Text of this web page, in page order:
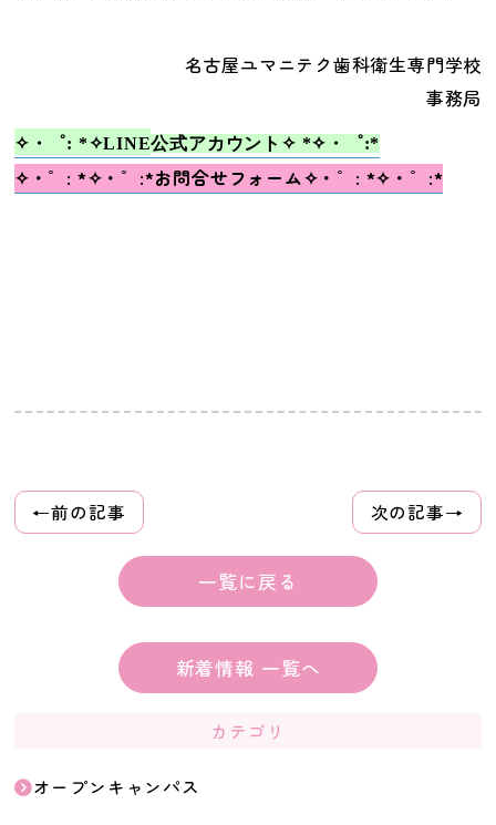
名古屋ユマニテク歯科衛生専門学校
事務局
✧・゜: *✧LINE公式アカウント ✧ *✧・゜:*
✧・゜: *✧・゜:*お問合せフォーム✧・゜: *✧・゜:*
投
稿 ←前の記事 次の記事→
一覧に戻る
新着情報 一覧へ
カテゴリ
オープンキャンパス